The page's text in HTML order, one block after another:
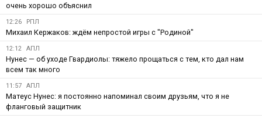
очень хорошо объяснил
12:26 РПЛ
Михаил Кержаков: ждём непростой игры с "Родиной"
12:12 АПЛ
Нунес — об уходе Гвардиолы: тяжело прощаться с тем, кто дал нам
всем так много
11:57 АПЛ
Матеус Нунес: я постоянно напоминал своим друзьям, что я не
фланговый защитник